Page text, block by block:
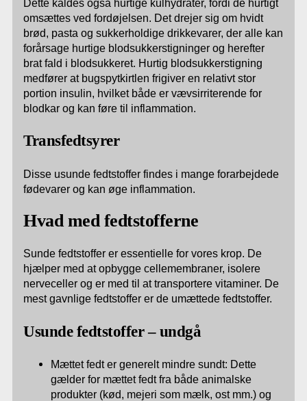
Dette kaldes også hurtige kulhydrater, fordi de hurtigt
omsættes ved fordøjelsen. Det drejer sig om hvidt
brød, pasta og sukkerholdige drikkevarer, der alle kan
forårsage hurtige blodsukkerstigninger og herefter
brat fald i blodsukkeret. Hurtig blodsukkerstigning
medfører at bugspytkirtlen frigiver en relativt stor
portion insulin, hvilket både er vævsirriterende for
blodkar og kan føre til inflammation.
Transfedtsyrer
Disse usunde fedtstoffer findes i mange forarbejdede
fødevarer og kan øge inflammation.
Hvad med fedtstofferne
Sunde fedtstoffer er essentielle for vores krop. De
hjælper med at opbygge cellemembraner, isolere
nerveceller og er med til at transportere vitaminer. De
mest gavnlige fedtstoffer er de umættede fedtstoffer.
Usunde fedtstoffer – undgå
Mættet fedt er generelt mindre sundt: Dette
gælder for mættet fedt fra både animalske
produkter (kød, mejeri som mælk, ost mm.) og